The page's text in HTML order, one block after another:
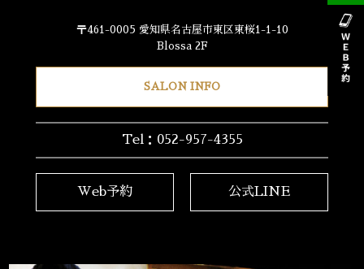
〒461-0005 愛知県名古屋市東区東桜1-1-10
Blossa 2F
SALON INFO
Tel：052-957-4355
Web予約 公式LINE